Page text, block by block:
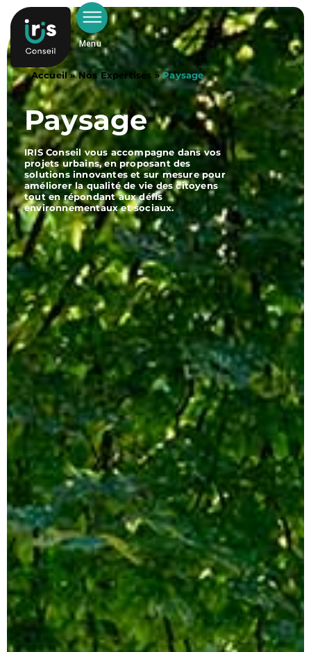
Menu
Accueil»Nos Expertises »Paysage
Paysage
IRIS Conseil vous accompagne dans vos
projets urbains, en proposant des
solutions innovantes et sur mesure pour
améliorer la qualité de vie des citoyens
tout en répondant aux défis
environnementaux et sociaux.